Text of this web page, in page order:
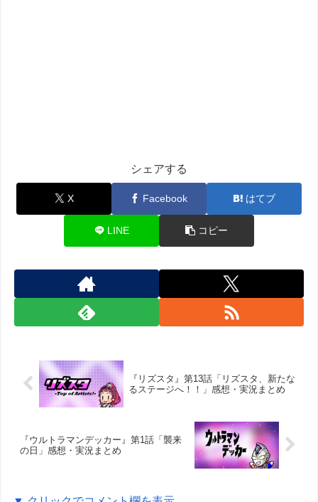
シェアする
X Facebook はてブ
LINE コピー
『リズスタ』第13話「リズスタ、新たな
るステージへ！！」感想・実況まとめ
『ウルトラマンデッカー』第1話「襲来
の日」感想・実況まとめ